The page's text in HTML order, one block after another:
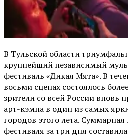
В Тульской области
крупнейший независимый
фестиваль «Дикая Мята». В
восьми сценах состоялось
зрители со всей России вновь
арт-кэмпа в один из самых
городов этого лета.
фестиваля за три дня